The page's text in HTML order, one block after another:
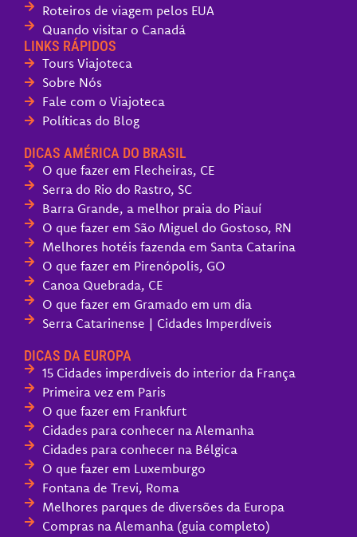
Roteiros de viagem pelos EUA
Quando visitar o Canadá
LINKS RÁPIDOS
Tours Viajoteca
Sobre Nós
Fale com o Viajoteca
Políticas do Blog
DICAS AMÉRICA DO BRASIL
O que fazer em Flecheiras, CE
Serra do Rio do Rastro, SC
Barra Grande, a melhor praia do Piauí
O que fazer em São Miguel do Gostoso, RN
Melhores hotéis fazenda em Santa Catarina
O que fazer em Pirenópolis, GO
Canoa Quebrada, CE
O que fazer em Gramado em um dia
Serra Catarinense | Cidades Imperdíveis
DICAS DA EUROPA
15 Cidades imperdíveis do interior da França
Primeira vez em Paris
O que fazer em Frankfurt
Cidades para conhecer na Alemanha
Cidades para conhecer na Bélgica
O que fazer em Luxemburgo
Fontana de Trevi, Roma
Melhores parques de diversões da Europa
Compras na Alemanha (guia completo)